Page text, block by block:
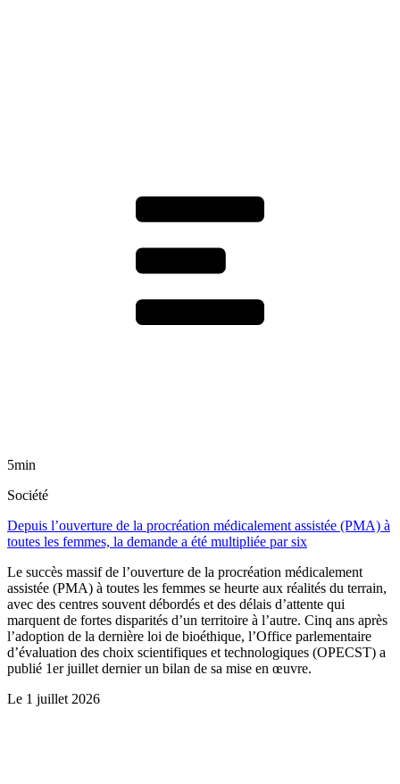
5min
Société
Depuis l’ouverture de la procréation médicalement assistée (PMA) à
toutes les femmes, la demande a été multipliée par six
Le succès massif de l’ouverture de la procréation médicalement
assistée (PMA) à toutes les femmes se heurte aux réalités du terrain,
avec des centres souvent débordés et des délais d’attente qui
marquent de fortes disparités d’un territoire à l’autre. Cinq ans après
l’adoption de la dernière loi de bioéthique, l’Office parlementaire
d’évaluation des choix scientifiques et technologiques (OPECST) a
publié 1er juillet dernier un bilan de sa mise en œuvre.
Le 1 juillet 2026